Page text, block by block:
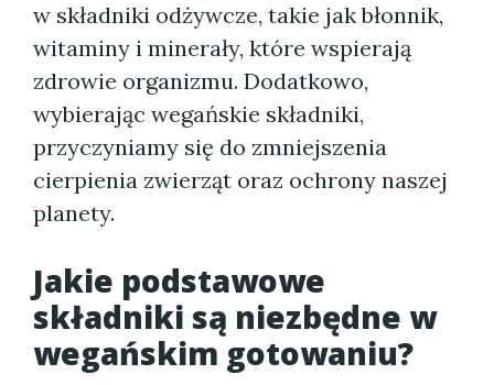
w składniki odżywcze, takie jak błonnik,
witaminy i minerały, które wspierają
zdrowie organizmu. Dodatkowo,
wybierając wegańskie składniki,
przyczyniamy się do zmniejszenia
cierpienia zwierząt oraz ochrony naszej
planety.
Jakie podstawowe
składniki są niezbędne w
wegańskim gotowaniu?